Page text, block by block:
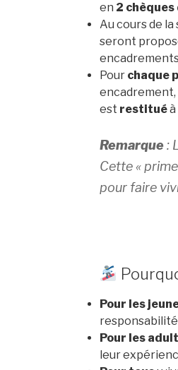
en 2 chèques
Au cours de la
seront
Pour chaque
encadrement,
est restituéà
Remarque:
Cette «
pour faire
Pour les
Pour les
leur